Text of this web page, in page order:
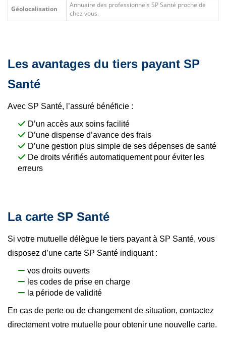
Géolocalisation
Annuaire des professionnels SP Santé proche de
chez vous.
Les avantages du tiers payant SP
Santé
Avec SP Santé, l’assuré bénéficie :
D’un accès aux soins facilité
D’une dispense d’avance des frais
D’une gestion plus simple de ses dépenses de santé
De droits vérifiés automatiquement pour éviter les
erreurs
La carte SP Santé
Si votre mutuelle délègue le tiers payant à SP Santé, vous
disposez d’une carte SP Santé indiquant :
vos droits ouverts
les codes de prise en charge
la période de validité
En cas de perte ou de changement de situation, contactez
directement votre mutuelle pour obtenir une nouvelle carte.